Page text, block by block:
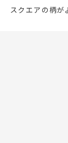
スクエアの柄が